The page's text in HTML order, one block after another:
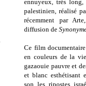
ennuyeux, très
palestinien, réalisé
récemment par
diffusion de
Ce film
en couleurs de la
gazaouie pauvre et
et blanc esthétisant
son les ripostes